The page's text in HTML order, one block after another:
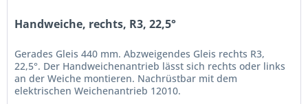
Handweiche, rechts, R3, 22,5°
Gerades Gleis 440 mm. Abzweigendes Gleis rechts R3,
22,5°. Der Handweichenantrieb lässt sich rechts oder links
an der Weiche montieren. Nachrüstbar mit dem
elektrischen Weichenantrieb 12010.